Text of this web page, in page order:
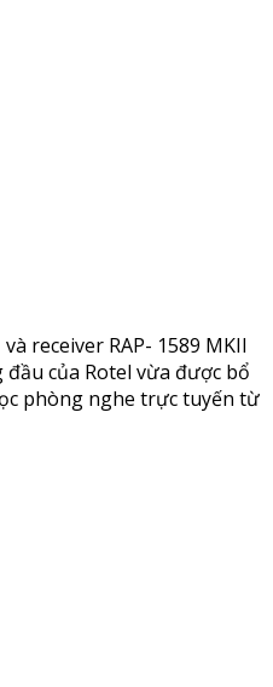
receiver RAP- 1589 MKII
của Rotel vừa được bổ
phòng nghe trực tuyến từ